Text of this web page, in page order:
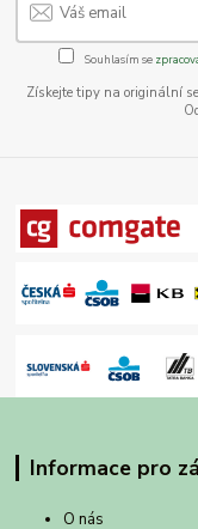
Souhlasím se
Získejte tipy na originální
Informace pro
O nás